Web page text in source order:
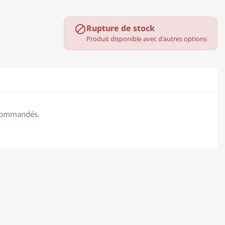
Rupture de stock
Produit disponible avec d'autres options